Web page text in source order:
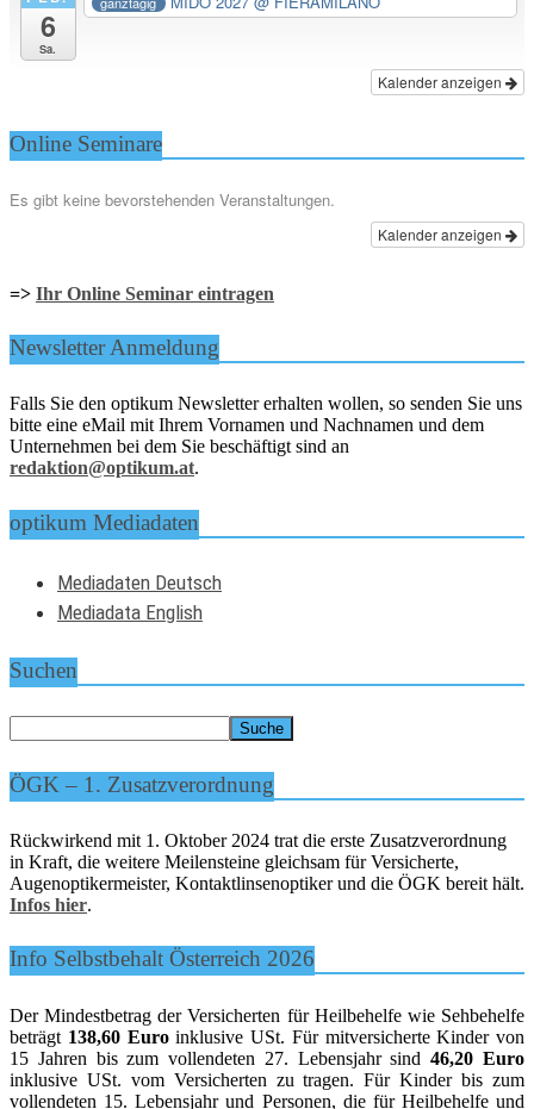
6
Sa.
Kalender anzeigen
Online Seminare
Es gibt keine bevorstehenden Veranstaltungen.
Kalender anzeigen
=> Ihr Online Seminar eintragen
Newsletter Anmeldung
Falls Sie den optikum Newsletter erhalten wollen, so senden Sie uns
bitte eine eMail mit Ihrem Vornamen und Nachnamen und dem
Unternehmen bei dem Sie beschäftigt sind an
redaktion@optikum.at.
optikum Mediadaten
Mediadaten Deutsch
Mediadata English
Suchen
ÖGK – 1. Zusatzverordnung
Rückwirkend mit 1. Oktober 2024 trat die erste Zusatzverordnung
in Kraft, die weitere Meilensteine gleichsam für Versicherte,
Augenoptikermeister, Kontaktlinsenoptiker und die ÖGK bereit hält.
Infos hier.
Info Selbstbehalt Österreich 2026
Der Mindestbetrag der Versicherten für Heilbehelfe wie Sehbehelfe
beträgt 138,60 Euroinklusive USt. Für mitversicherte Kinder von
15 Jahren bis zum vollendeten 27. Lebensjahr sind46,20 Euro
inklusive USt. vom Versicherten zu tragen. Für Kinder bis zum
vollendeten 15. Lebensjahr und Personen, die für Heilbehelfe und